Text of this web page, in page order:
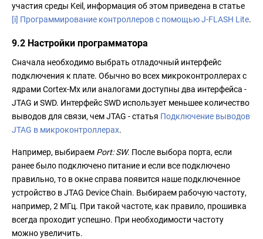
участия среды Keil, информация об этом приведена в статье
[i] Программирование контроллеров с помощью J-FLASH Lite.
9.2 Настройки программатора
Сначала необходимо выбрать отладочный интерфейс
подключения к плате. Обычно во всех микроконтроллерах с
ядрами Cortex-Mx или аналогами доступны два интерфейса -
JTAG и SWD. Интерфейс SWD использует меньшее количество
выводов для связи, чем JTAG - статья Подключение выводов
JTAG в микроконтроллерах.
Например, выбираем Port: SW. После выбора порта, если
ранее было подключено питание и если все подключено
правильно, то в окне справа появится наше подключенное
устройство в JTAG Device Chain. Выбираем рабочую частоту,
например, 2 МГц. При такой частоте, как правило, прошивка
всегда проходит успешно. При необходимости частоту
можно увеличить.